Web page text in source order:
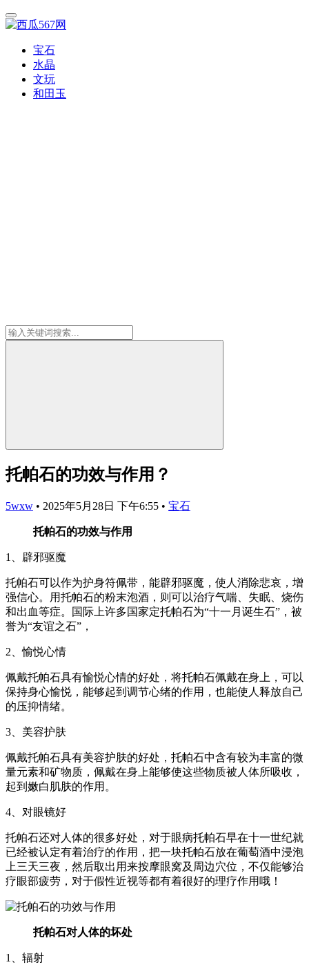
宝石
水晶
文玩
和田玉
托帕石的功效与作用？
5wxw • 2025年5月28日 下午6:55 • 宝石
托帕石的功效与作用
1、辟邪驱魔
托帕石可以作为护身符佩带，能辟邪驱魔，使人消除悲哀，增
强信心。用托帕石的粉末泡酒，则可以治疗气喘、失眠、烧伤
和出血等症。国际上许多国家定托帕石为“十一月诞生石”，被
誉为“友谊之石”，
2、愉悦心情
佩戴托帕石具有愉悦心情的好处，将托帕石佩戴在身上，可以
保持身心愉悦，能够起到调节心绪的作用，也能使人释放自己
的压抑情绪。
3、美容护肤
佩戴托帕石具有美容护肤的好处，托帕石中含有较为丰富的微
量元素和矿物质，佩戴在身上能够使这些物质被人体所吸收，
起到嫩白肌肤的作用。
4、对眼镜好
托帕石还对人体的很多好处，对于眼病托帕石早在十一世纪就
已经被认定有着治疗的作用，把一块托帕石放在葡萄酒中浸泡
上三天三夜，然后取出用来按摩眼窝及周边穴位，不仅能够治
疗眼部疲劳，对于假性近视等都有着很好的理疗作用哦！
托帕石对人体的坏处
1、辐射